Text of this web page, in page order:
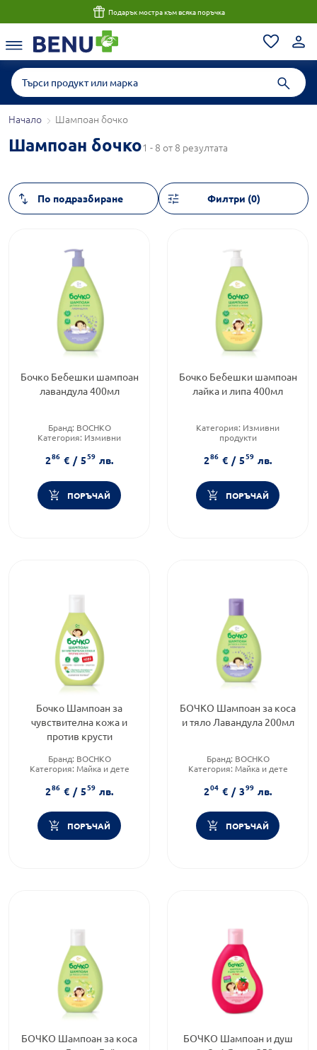
Подарък мостра към всяка поръчка
Начало Шампоан бочко
Шампоан бочко1 - 8 от 8 резултата
Филтри (0)
Бочко Бебешки шампоан
лавандула 400мл
Бранд: BOCHKO
Категория: Измивни
Предназначено за:бебета
286 € / 559 лв.
ПОРЪЧАЙ
Бочко Бебешки шампоан
лайка и липа 400мл
Категория: Измивни
продукти
Форма на продукта:шампоан
286 € / 559 лв.
ПОРЪЧАЙ
Бочко Шампоан за
чувствителна кожа и
против крусти
Бранд: BOCHKO
Категория: Майка и дете
286 € / 559 лв.
ПОРЪЧАЙ
БОЧКО Шампоан за коса
и тяло Лавандула 200мл
Бранд: BOCHKO
Категория: Майка и дете
204 € / 399 лв.
ПОРЪЧАЙ
БОЧКО Шампоан за коса
БОЧКО Шампоан и душ